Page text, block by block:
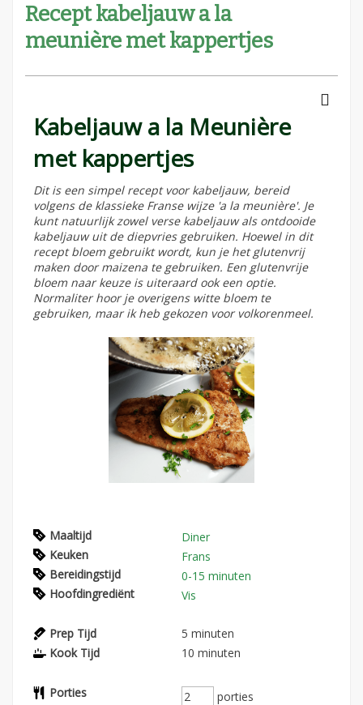
Recept kabeljauw a la
meunière met kappertjes
Kabeljauw a la Meunière
met kappertjes
Dit is een simpel recept voor kabeljauw, bereid
volgens de klassieke Franse wijze 'a la meunière'. Je
kunt natuurlijk zowel verse kabeljauw als ontdooide
kabeljauw uit de diepvries gebruiken. Hoewel in dit
recept bloem gebruikt wordt, kun je het glutenvrij
maken door maizena te gebruiken. Een glutenvrije
bloem naar keuze is uiteraard ook een optie.
Normaliter hoor je overigens witte bloem te
gebruiken, maar ik heb gekozen voor volkorenmeel.
Maaltijd
Diner
Keuken
Frans
Bereidingstijd
0-15 minuten
Hoofdingrediënt
Vis
Prep Tijd 5 minuten
Kook Tijd
10 minuten
Porties porties